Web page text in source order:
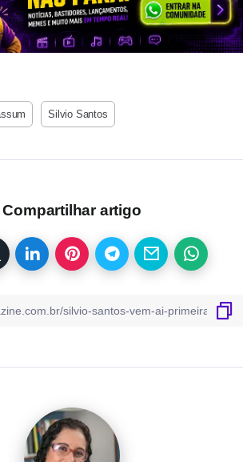
Silvio Santos
Compartilhar artigo